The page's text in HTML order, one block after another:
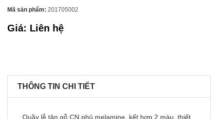
Mã sản phẩm: 201705002
Giá: Liên hệ
THÔNG TIN CHI TIẾT
Quầy lễ tân gỗ CN phủ melamine, kết hợp 2 màu, thiết